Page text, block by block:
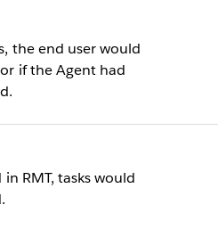
the end user would
if the Agent had
RMT, tasks would